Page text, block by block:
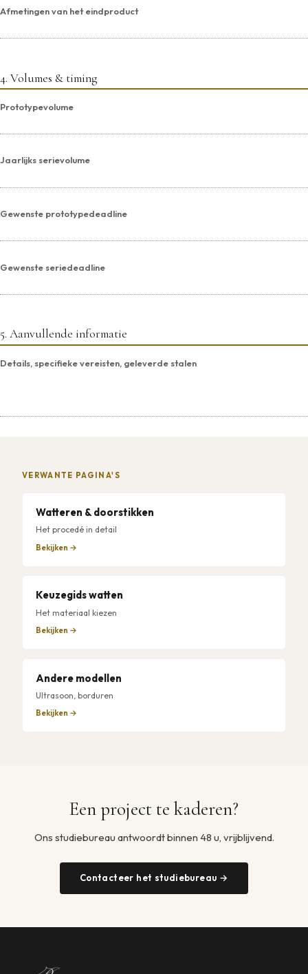
Afmetingen van het eindproduct
4. Volumes & timing
Prototypevolume
Jaarlijks serievolume
Gewenste prototypedeadline
Gewenste seriedeadline
5. Aanvullende informatie
Details, specifieke vereisten, geleverde stalen
VERWANTE PAGINA'S
Watteren & doorstikken
Het procedé in detail
Bekijken →
Keuzegids watten
Het materiaal kiezen
Bekijken →
Andere modellen
Ultrasoon, borduren
Bekijken →
Een project te kaderen?
Ons studiebureau antwoordt binnen 48 u, vrijblijvend.
Contacteer het studiebureau →